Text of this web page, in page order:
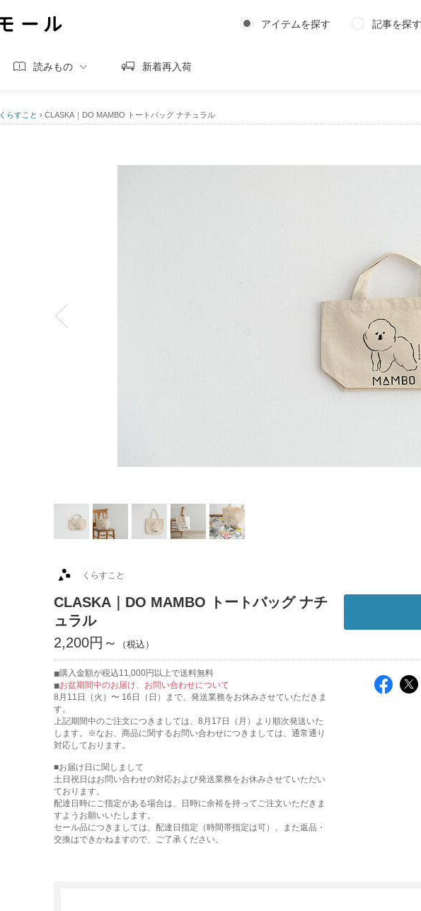
アイテムを探す 記事を探す
読みもの 新着再入荷
くらすこと › CLASKA｜DO MAMBO トートバッグ ナチュラル
くらすこと
CLASKA｜DO MAMBO トートバッグ ナチ
ュラル
2,200円～
購入金額が税込11,000円以上で送料無料
お盆期間中のお届け、お問い合わせについて
8月11日（火）〜 16日（日）まで、発送業務をお休みさせていただきま
す。
上記期間中のご注文につきましては、8月17日（月）より順次発送いた
します。※なお、商品に関するお問い合わせにつきましては、通常通り
対応しております。
■お届け日に関しまして
土日祝日はお問い合わせの対応および発送業務をお休みさせていただい
ております。
配達日時にご指定がある場合は、日時に余裕を持ってご注文いただきま
すようお願いいたします。
セール品につきましては、配達日指定（時間帯指定は可）、また返品・
交換はできかねますので、ご了承ください。